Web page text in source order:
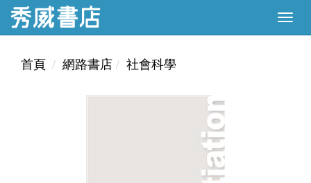
首頁 網路書店 社會科學